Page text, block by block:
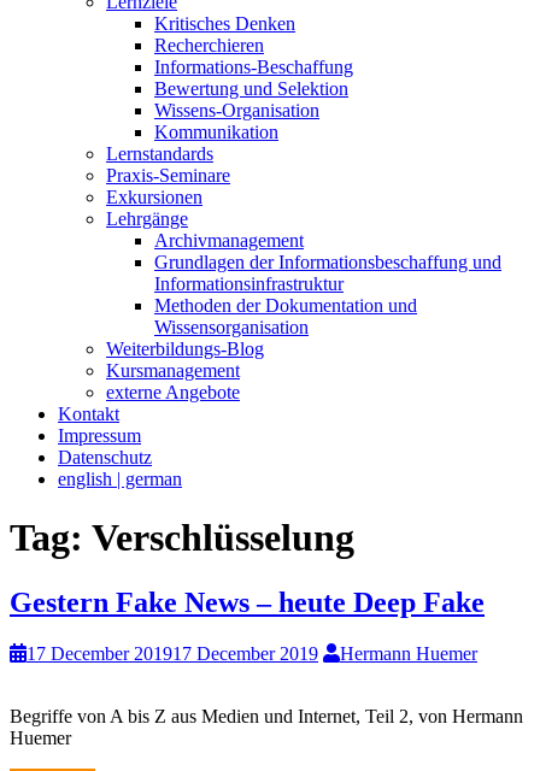
Kritisches Denken
Recherchieren
Informations-Beschaffung
Bewertung und Selektion
Wissens-Organisation
Kommunikation
Lernstandards
Praxis-Seminare
Exkursionen
Lehrgänge
Archivmanagement
Grundlagen der Informationsbeschaffung und
Informationsinfrastruktur
Methoden der Dokumentation und
Wissensorganisation
Weiterbildungs-Blog
Kursmanagement
externe Angebote
Kontakt
Impressum
Datenschutz
english | german
Tag: Verschlüsselung
Gestern Fake News – heute Deep Fake
17 December 201917 December 2019 Hermann Huemer
Begriffe von A bis Z aus Medien und Internet, Teil 2, von Hermann
Huemer